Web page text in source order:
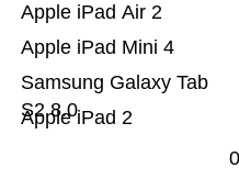
Apple iPad 2
Samsung Galaxy Tab
S2 8.0
Apple iPad Mini 4
Apple iPad Air 2
0